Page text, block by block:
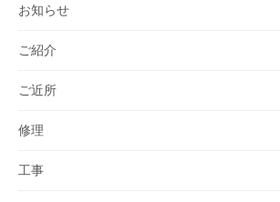
お知らせ
ご紹介
ご近所
修理
工事